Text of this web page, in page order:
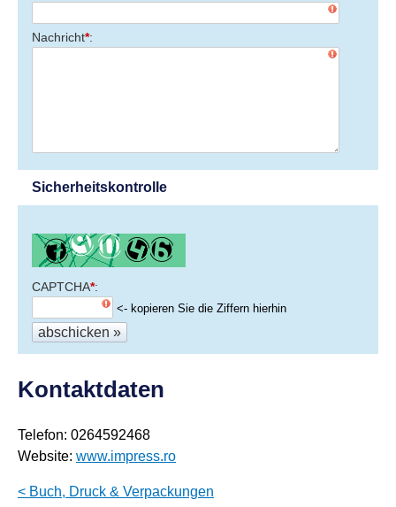
Nachricht*
Sicherheitskontrolle
CAPTCHA*
<- kopieren Sie die Ziffern hierhin
Kontaktdaten
Telefon: 0264592468
Website: www.impress.ro
< Buch, Druck & Verpackungen